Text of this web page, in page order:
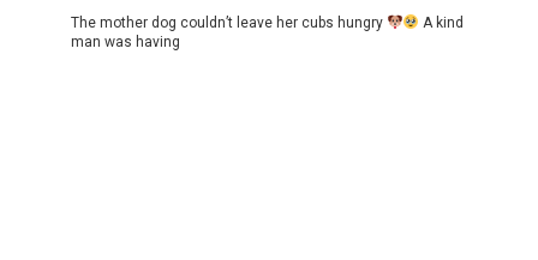
The mother dog couldn’t leave her cubs hungry
A kind
man was having